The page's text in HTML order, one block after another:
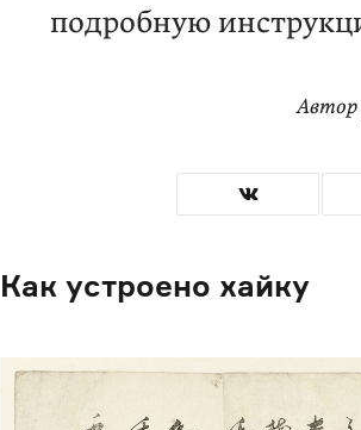
подробную
Автор
Как устроено хайку